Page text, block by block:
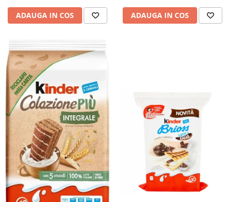
ADAUGA IN COS ADAUGA IN COS